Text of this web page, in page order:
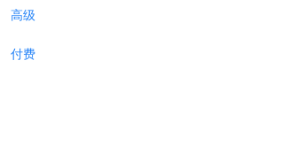
高级
付费